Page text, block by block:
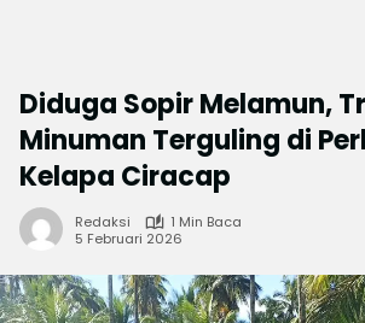
Diduga Sopir Melamun,
Minuman Terguling di
Kelapa Ciracap
Redaksi
1 Min Baca
5 Februari 2026